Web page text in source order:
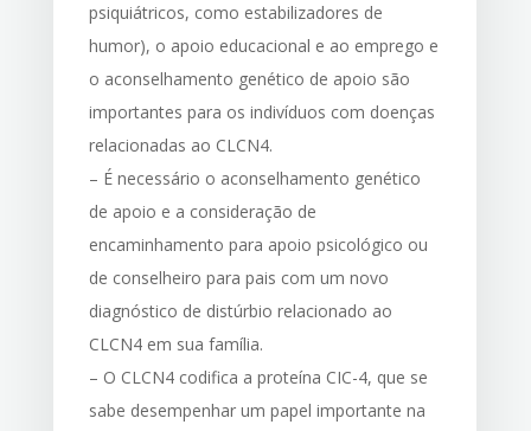
psiquiátricos, como estabilizadores de
humor), o apoio educacional e ao emprego e
o aconselhamento genético de apoio são
importantes para os indivíduos com doenças
relacionadas ao CLCN4.
– É necessário o aconselhamento genético
de apoio e a consideração de
encaminhamento para apoio psicológico ou
de conselheiro para pais com um novo
diagnóstico de distúrbio relacionado ao
CLCN4 em sua família.
– O CLCN4 codifica a proteína CIC-4, que se
sabe desempenhar um papel importante na